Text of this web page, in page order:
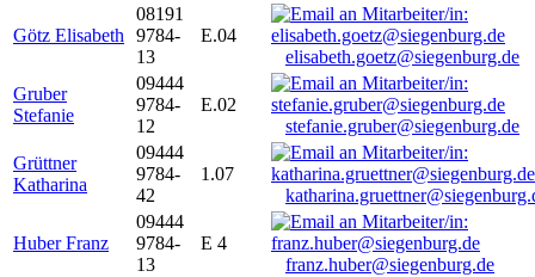
Götz Elisabeth
08191
9784-
13
E.04
elisabeth.goetz@siegenburg.de
Gruber
Stefanie
09444
9784-
12
E.02
stefanie.gruber@siegenburg.de
Grüttner
Katharina
09444
9784-
42
1.07
Huber Franz
09444
9784-
13
E 4
franz.huber@siegenburg.de